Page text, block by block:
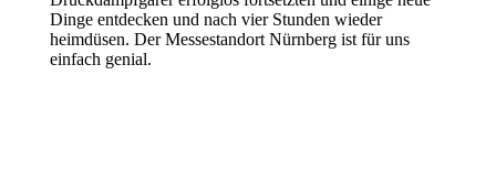
Dinge entdecken und nach vier Stunden wieder
heimdüsen. Der Messestandort Nürnberg ist für uns
einfach genial.